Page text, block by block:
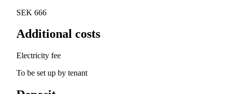
SEK 666
Additional costs
Electricity fee
To be set up by tenant